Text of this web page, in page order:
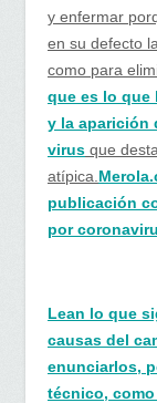
y enfermar
en su defecto
como para
que es lo que
y la aparición
virus que
atípica.
publicación
por
Lean lo que
causas del
enunciarlos,
técnico,